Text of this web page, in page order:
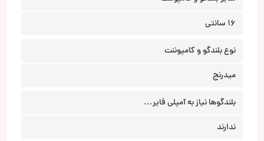
16 سانتی
نوع بلندگو و کامپوننت
میدرنج
بلندگوها نیاز به آمپلی فایر...
ندارند